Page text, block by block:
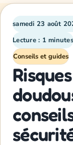
samedi 23 août
Lecture : 1 minutes
Conseils et guides